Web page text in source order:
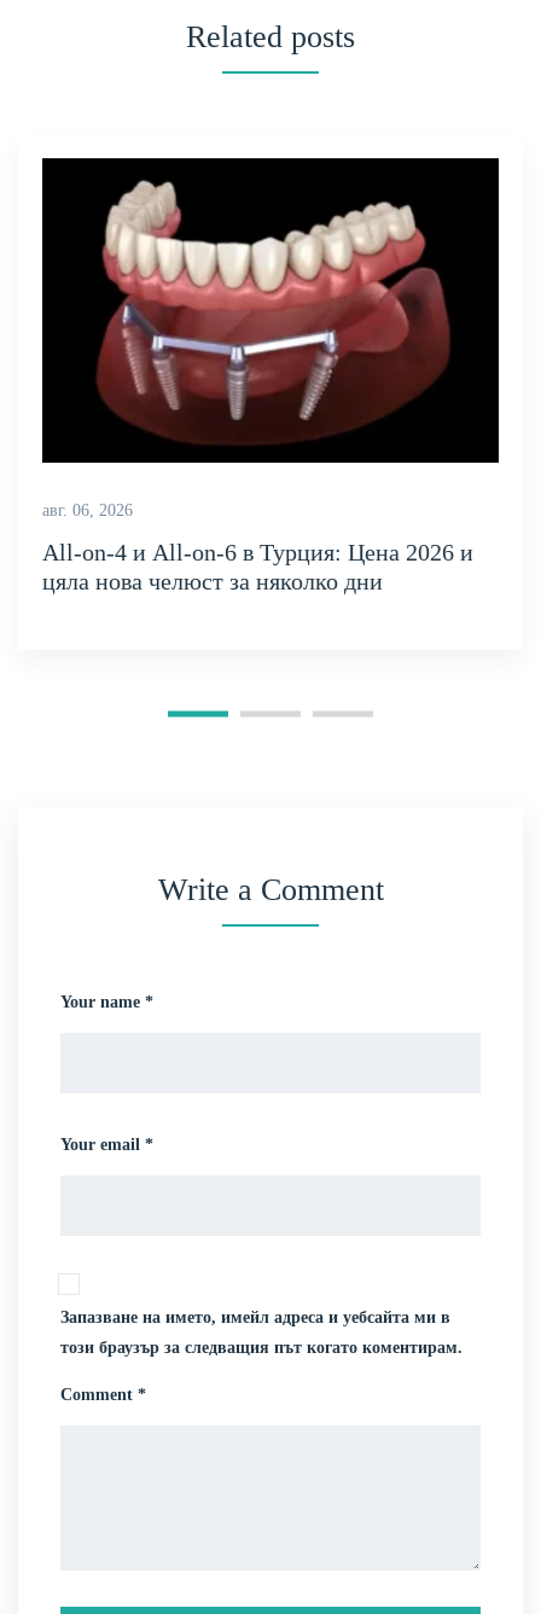
Related posts
авг. 06, 2026
All-on-4 и All-on-6 в Турция: Цена 2026 и
цяла нова челюст за няколко дни
Write a Comment
Your name *
Your email *
Запазване на името, имейл адреса и уебсайта ми в
този браузър за следващия път когато коментирам.
Comment *